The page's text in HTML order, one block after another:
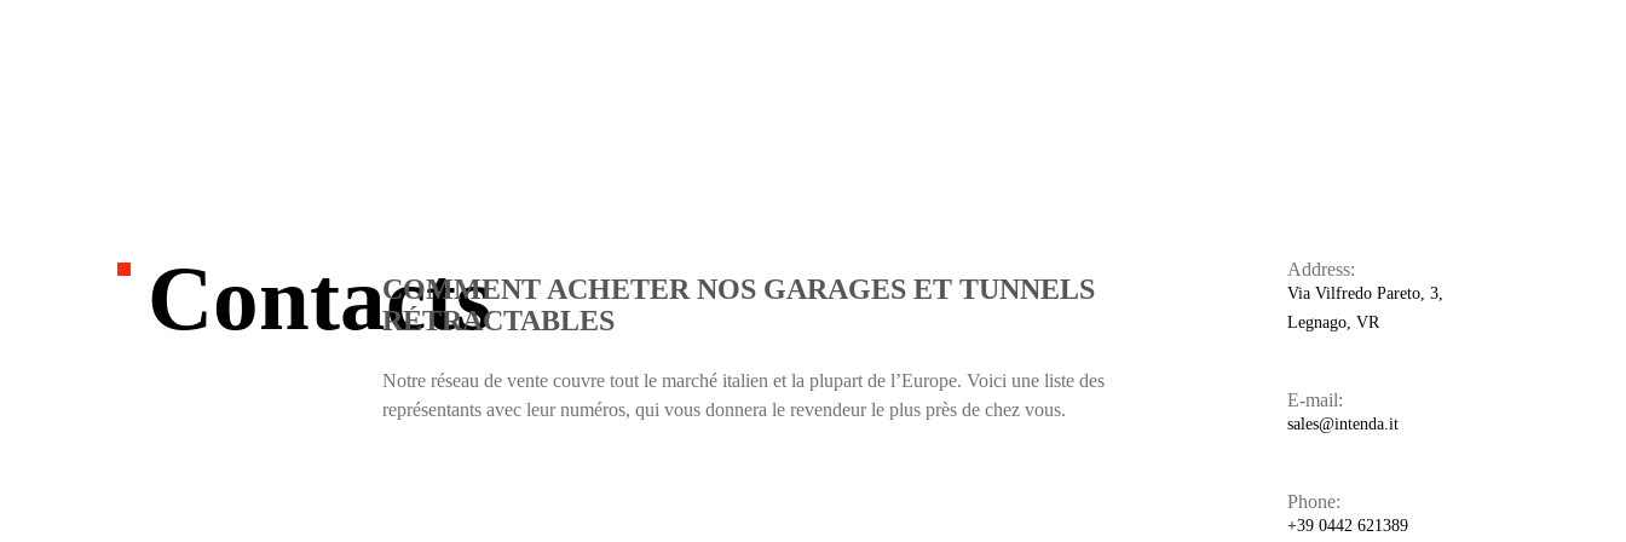
ContactsCOMMENT ACHETER NOS GARAGES ET TUNNELS
RÉTRACTABLES
Notre réseau de vente couvre tout le marché italien et la plupart de l’Europe. Voici une liste des
représentants avec leur numéros, qui vous donnera le revendeur le plus près de chez vous.
Address:
Via Vilfredo Pareto, 3,
Legnago, VR
E-mail:
sales@intenda.it
Phone:
+39 0442 621389